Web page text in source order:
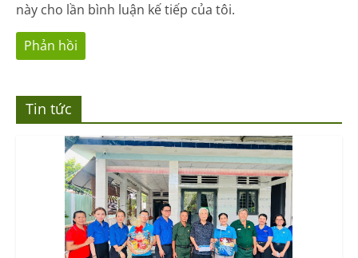
này cho lần bình luận kế tiếp của tôi.
Tin tức